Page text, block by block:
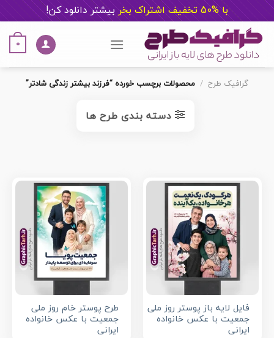
با %50 تخفیف اشتراک بخر بیشتر دانلود کن!
content
0
گرافیک طرح / محصولات برچسب خورده “فرزند بیشتر زندگی شادتر”
دسته بندی طرح ها
فایل لایه باز پوستر روز ملی
جمعیت با عکس خانواده
ایرانی
طرح پوستر خام روز ملی
جمعیت با عکس خانواده
ایرانی